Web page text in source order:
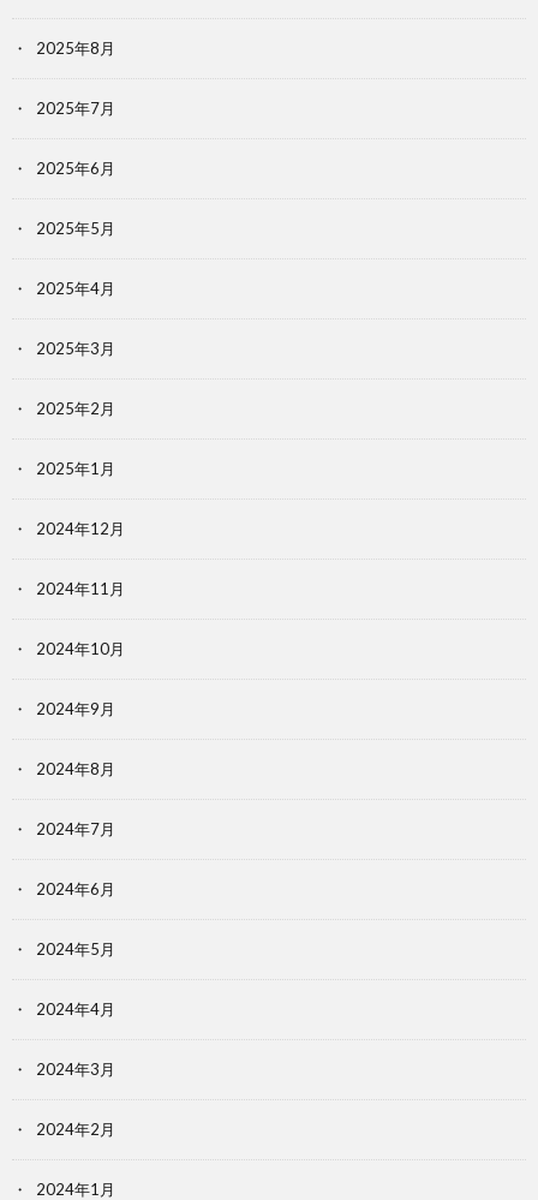
2025年8月
2025年7月
2025年6月
2025年5月
2025年4月
2025年3月
2025年2月
2025年1月
2024年12月
2024年11月
2024年10月
2024年9月
2024年8月
2024年7月
2024年6月
2024年5月
2024年4月
2024年3月
2024年2月
2024年1月